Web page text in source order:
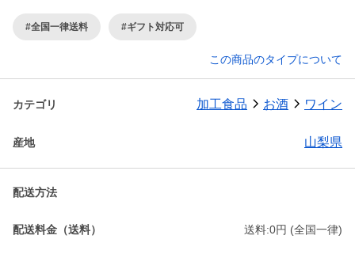
#全国一律送料 #ギフト対応可
この商品のタイプについて
カテゴリ 加工食品 お酒 ワイン
産地 山梨県
配送方法
配送料金（送料） 送料:0円 (全国一律)